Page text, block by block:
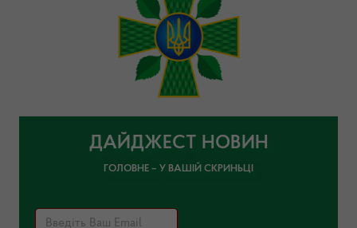
ДАЙДЖЕСТ НОВИН
ГОЛОВНЕ – У ВАШІЙ СКРИНЬЦІ